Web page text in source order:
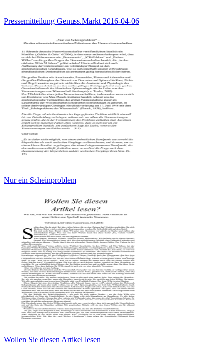
Pressemitteilung Genuss.Markt 2016-04-06
Nur ein Scheinproblem
Wollen Sie diesen Artikel lesen